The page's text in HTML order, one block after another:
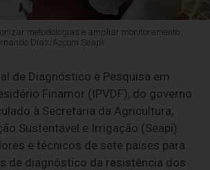
metodologias e ampliar monitoramento
Dias/Ascom Seapi
de Diagnóstico e Pesquisa em
Finamor (IPVDF), do governo
à Secretaria da Agricultura,
Sustentável e Irrigação (Seapi)
e técnicos de sete países para
de diagnóstico da resistência dos